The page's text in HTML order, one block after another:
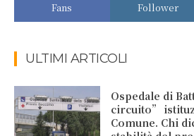
Fans Follower
ULTIMI ARTICOLI
Ospedale di
circuito”
Comune. Chi